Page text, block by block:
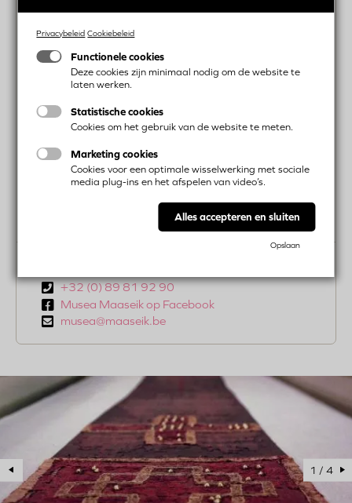
Öffnungszeiten
Montag:
Mittwoch:
13:00-16:30
Donnerstag:
13:00-16:30
Freitag:
Samstag:
13:00-16:30
Sonntag:
13:00-16:30
Eintrittspreise
Tickets sind ausschließlich an der Kasse im Markt
45 erhältlich.
Telefoon
nummer+32 (0) 89 81 92 90
Musea Maaseik op Facebook
Emailmusea@maaseik.be
1 / 4
Privacybeleid Cookiebeleid
Functionele cookies
Deze cookies zijn minimaal nodig om de website te
laten werken.
Statistische cookies
Cookies om het gebruik van de website te meten.
Marketing cookies
Cookies voor een optimale wisselwerking met sociale
media plug-ins en het afspelen van video’s.
Opslaan
Alles accepteren en sluiten